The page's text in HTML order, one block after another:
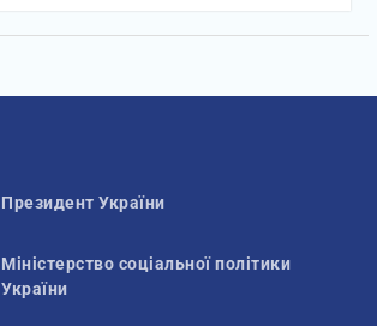
Президент України
Міністерство соціальної політики
України